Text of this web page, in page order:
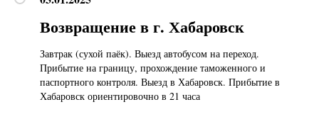
Возвращение в г. Хабаровск
Завтрак (сухой паёк). Выезд автобусом на переход.
Прибытие на границу, прохождение таможенного и
паспортного контроля. Выезд в Хабаровск. Прибытие в
Хабаровск ориентировочно в 21 часа